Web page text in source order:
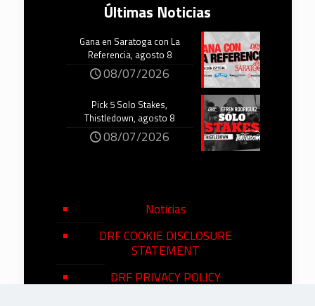
Últimas Noticias
Gana en Saratoga con La
Referencia, agosto 8
08/07/2026
Pick 5 Solo Stakes,
Thistledown, agosto 8
08/07/2026
Noticias
DRF COOKIE DISCLOSURE
STATEMENT
DRF PRIVACY POLICY